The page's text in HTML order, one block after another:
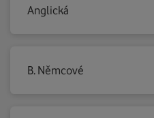
Anglická
B. Němcové